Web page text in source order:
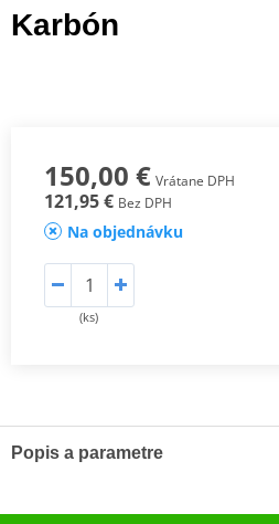
Karbón
150,00 € Vrátane DPH
121,95 € Bez DPH
Na objednávku
(ks)
Popis a parametre